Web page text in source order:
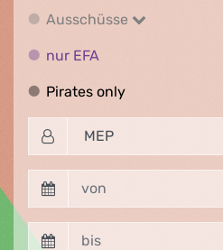
Ausschüsse
Ausschüsse
nur EFA
Pirates onlyPirates only